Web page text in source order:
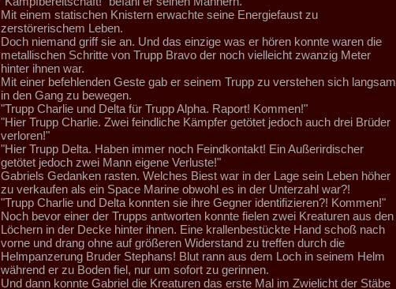
Mit einem statischen Knistern erwachte seine Energiefaust zu
zerstörerischem Leben.
Doch niemand griff sie an. Und das einzige was er hören konnte waren die
metallischen Schritte von Trupp Bravo der noch vielleicht zwanzig Meter
hinter ihnen war.
Mit einer befehlenden Geste gab er seinem Trupp zu verstehen sich langsam
in den Gang zu bewegen.
"Trupp Charlie und Delta für Trupp Alpha. Raport! Kommen!"
"Hier Trupp Charlie. Zwei feindliche Kämpfer getötet jedoch auch drei Brüder
verloren!"
"Hier Trupp Delta. Haben immer noch Feindkontakt! Ein Außerirdischer
getötet jedoch zwei Mann eigene Verluste!"
Gabriels Gedanken rasten. Welches Biest war in der Lage sein Leben höher
zu verkaufen als ein Space Marine obwohl es in der Unterzahl war?!
"Trupp Charlie und Delta konnten sie ihre Gegner identifizieren?! Kommen!"
Noch bevor einer der Trupps antworten konnte fielen zwei Kreaturen aus den
Löchern in der Decke hinter ihnen. Eine krallenbestückte Hand schoß nach
vorne und drang ohne auf größeren Widerstand zu treffen durch die
Helmpanzerung Bruder Stephans! Blut rann aus dem Loch in seinem Helm
während er zu Boden fiel, nur um sofort zu gerinnen.
Und dann konnte Gabriel die Kreaturen das erste Mal im Zwielicht der Stäbe